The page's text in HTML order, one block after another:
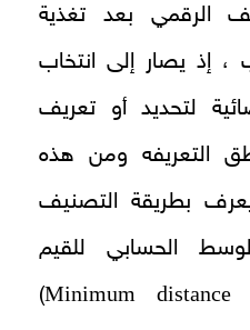
الرقمي بعد تغذية
، إذ يصار إلى انتخاب
لتحديد أو تعريف
التعريفه ومن هذه
يعرف بطريقة التصنيف
الحسابي للقيم
Minimum
)